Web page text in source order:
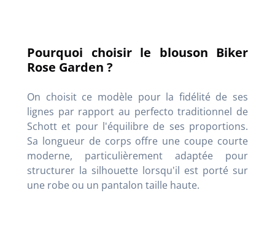
Pourquoi choisir le blouson Biker
Rose Garden ?
On choisit ce modèle pour la fidélité de ses
lignes par rapport au perfecto traditionnel de
Schott et pour l'équilibre de ses proportions.
Sa longueur de corps offre une coupe courte
moderne, particulièrement adaptée pour
structurer la silhouette lorsqu'il est porté sur
une robe ou un pantalon taille haute.